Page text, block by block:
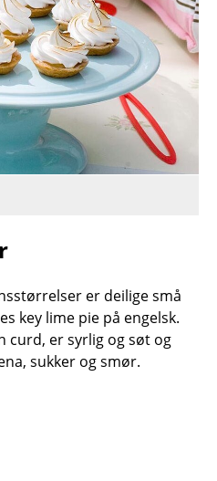
er deilige små
key lime pie på engelsk.
curd, er syrlig og søt og
sukker og smør.